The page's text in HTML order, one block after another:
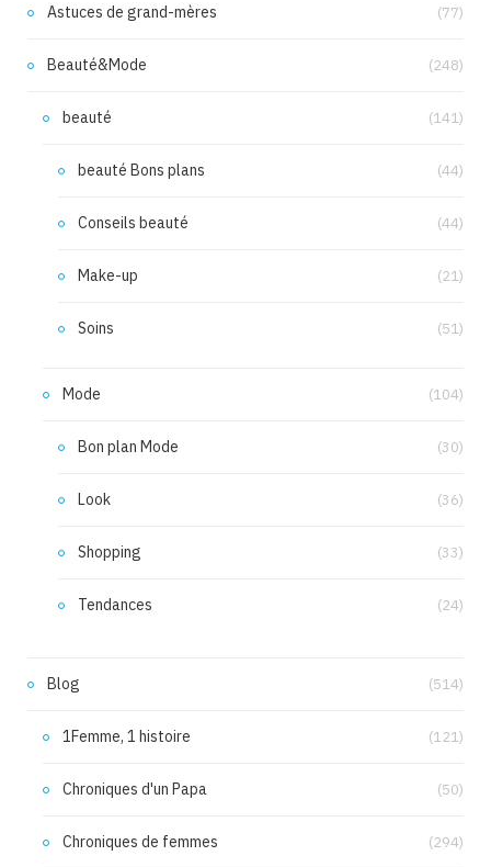
Astuces de grand-mères (77)
Beauté&Mode (248)
beauté (141)
beauté Bons plans (44)
Conseils beauté (44)
Make-up (21)
Soins (51)
Mode (104)
Bon plan Mode (30)
Look (36)
Shopping (33)
Tendances (24)
Blog (514)
1Femme, 1 histoire (121)
Chroniques d'un Papa (50)
Chroniques de femmes (294)